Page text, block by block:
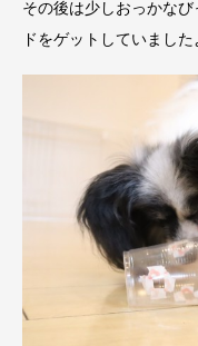
その後は少しおっかな
ドをゲットしていまし